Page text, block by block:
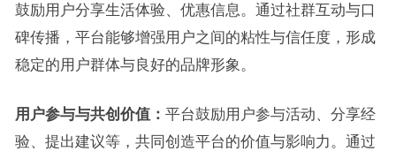
鼓励用户分享生活体验、优惠信息。通过社群互动与口
碑传播，平台能够增强用户之间的粘性与信任度，形成
稳定的用户群体与良好的品牌形象。
用户参与与共创价值： 平台鼓励用户参与活动、分享经
验、提出建议等，共同创造平台的价值与影响力。通过